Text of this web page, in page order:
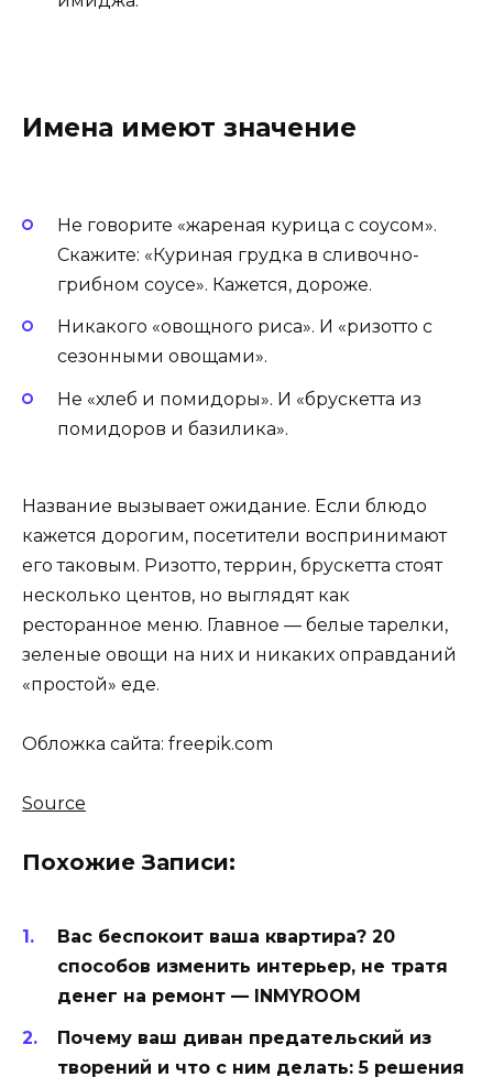
Имена имеют значение
Не говорите «жареная курица с соусом».
Скажите: «Куриная грудка в сливочно-
грибном соусе». Кажется, дороже.
Никакого «овощного риса». И «ризотто с
сезонными овощами».
Не «хлеб и помидоры». И «брускетта из
помидоров и базилика».
Название вызывает ожидание. Если блюдо
кажется дорогим, посетители воспринимают
его таковым. Ризотто, террин, брускетта стоят
несколько центов, но выглядят как
ресторанное меню. Главное — белые тарелки,
зеленые овощи на них и никаких оправданий
«простой» еде.
Обложка сайта: freepik.com
Source
Похожие Записи:
Вас беспокоит ваша квартира? 20
способов изменить интерьер, не тратя
денег на ремонт — INMYROOM
Почему ваш диван предательский из
творений и что с ним делать: 5 решения